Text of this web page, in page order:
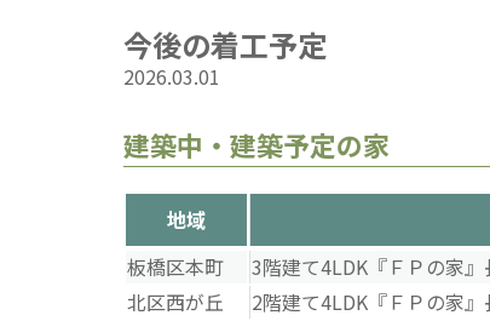
今後の着工予定
2026.03.01
建築中・建築予定の家
地域
板橋区本町
3階建て4LDK『ＦＰの家
北区西が丘
2階建て4LDK『ＦＰの家